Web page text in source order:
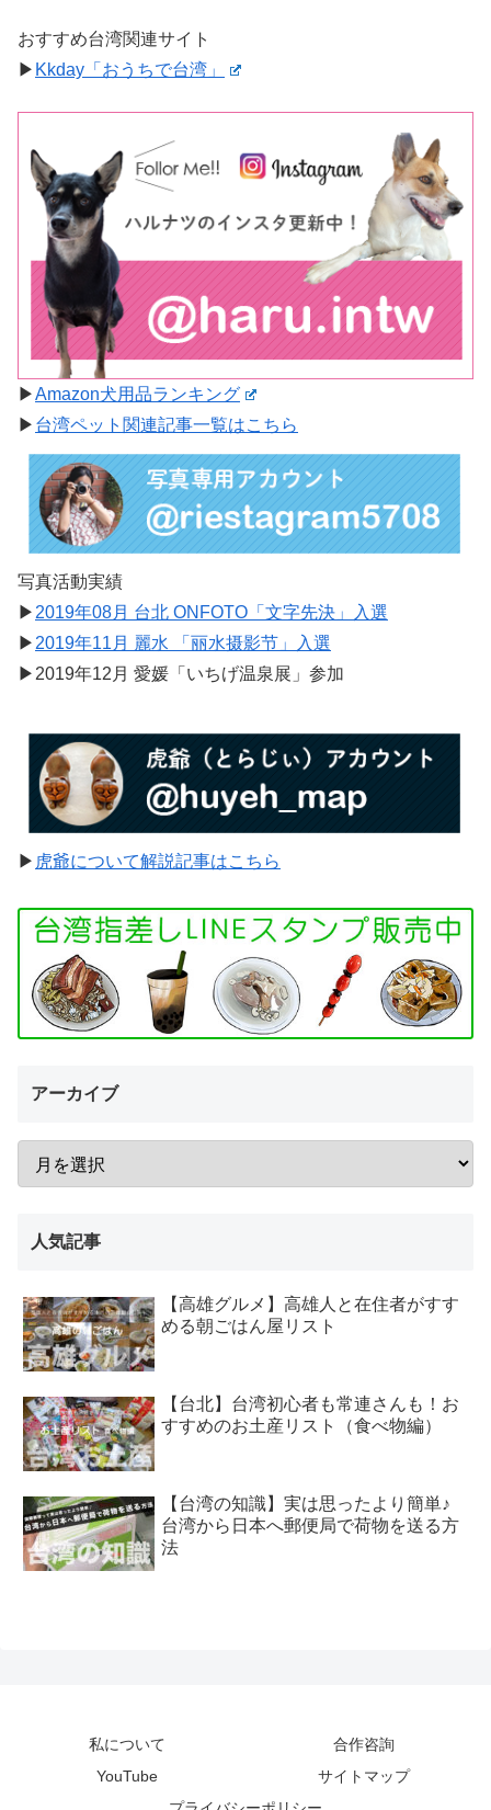
おすすめ台湾関連サイト
▶︎ Kkday「おうちで台湾」
▶︎Amazon犬用品ランキング
▶︎ 台湾ペット関連記事一覧はこちら
写真活動実績
▶︎ 2019年08月 台北 ONFOTO「文字先決」入選
▶︎ 2019年11月 麗水 「丽水摄影节」入選
▶︎2019年12月 愛媛「いちげ温泉展」参加
▶︎ 虎爺について解説記事はこちら
アーカイブ
人気記事
【高雄グルメ】高雄人と在住者がすす
める朝ごはん屋リスト
【台北】台湾初心者も常連さんも！お
すすめのお土産リスト（食べ物編）
【台湾の知識】実は思ったより簡単♪
台湾から日本へ郵便局で荷物を送る方
法
私について
合作咨詢
YouTube
サイトマップ